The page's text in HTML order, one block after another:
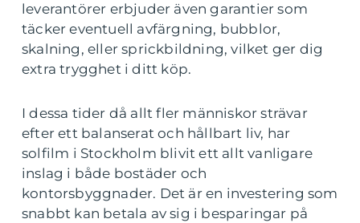
leverantörer erbjuder även garantier som
täcker eventuell avfärgning, bubblor,
skalning, eller sprickbildning, vilket ger dig
extra trygghet i ditt köp.
I dessa tider då allt fler människor strävar
efter ett balanserat och hållbart liv, har
solfilm i Stockholm blivit ett allt vanligare
inslag i både bostäder och
kontorsbyggnader. Det är en investering som
snabbt kan betala av sig i besparingar på